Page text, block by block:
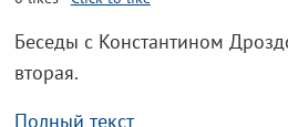
Беседы с Константином
вторая.
Полный текст